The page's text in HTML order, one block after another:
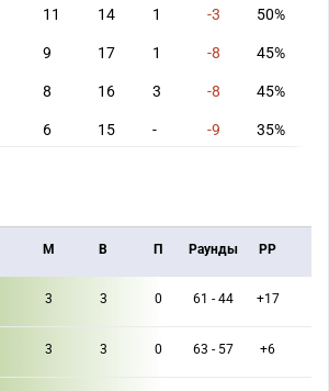
11 14 1 -3 50%
9 17 1 -8 45%
8 16 3 -8 45%
6 15 - -9 35%
M В П Раунды РР
3 3 0 61 - 44 +17
3 3 0 63 - 57 +6